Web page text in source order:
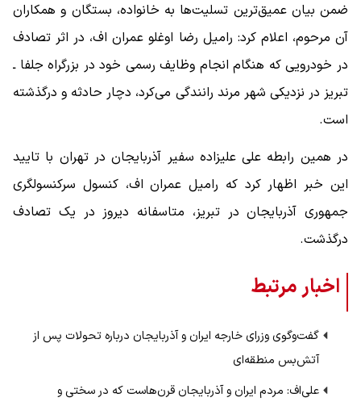
ضمن بیان عمیق‌ترین تسلیت‌ها به خانواده، بستگان و همکاران
آن مرحوم، اعلام کرد: رامیل رضا اوغلو عمران اف، در اثر تصادف
در خودرویی که هنگام انجام وظایف رسمی خود در بزرگراه جلفا ـ
تبریز در نزدیکی شهر مرند رانندگی می‌کرد، دچار حادثه و درگذشته
است.
در همین رابطه علی علیزاده سفیر آذربایجان در تهران با تایید
این خبر اظهار کرد که رامیل عمران اف، کنسول سرکنسولگری
جمهوری آذربایجان در تبریز، متاسفانه دیروز در یک تصادف
درگذشت.
اخبار مرتبط
گفت‌وگوی وزرای خارجه ایران و آذربایجان درباره تحولات پس از
آتش‌بس منطقه‌ای
علی‌اف: مردم ایران و آذربایجان قرن‌هاست که در سختی و